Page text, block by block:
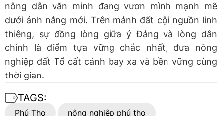
nông dân văn minh đang vươn mình mạnh mẽ
dưới ánh nắng mới. Trên mảnh đất cội nguồn linh
thiêng, sự đồng lòng giữa ý Đảng và lòng dân
chính là điểm tựa vững chắc nhất, đưa nông
nghiệp đất Tổ cất cánh bay xa và bền vững cùng
thời gian.
TAGS:
Phú Thọ nông nghiệp phú thọ